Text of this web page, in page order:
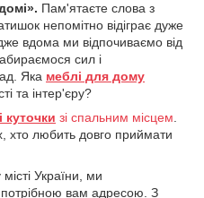
Пам'ятаєте слова з
непомітно відіграє дуже
вдома ми відпочиваємо від
сил і
Яка меблі для дому
та інтер'єру?
куточки зі спальним місцем.
хто любить довго приймати
України, ми
вам адресою. З